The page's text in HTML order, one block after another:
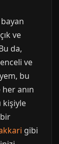
ve
da,
ve
bu
anın
kişiyle
gibi